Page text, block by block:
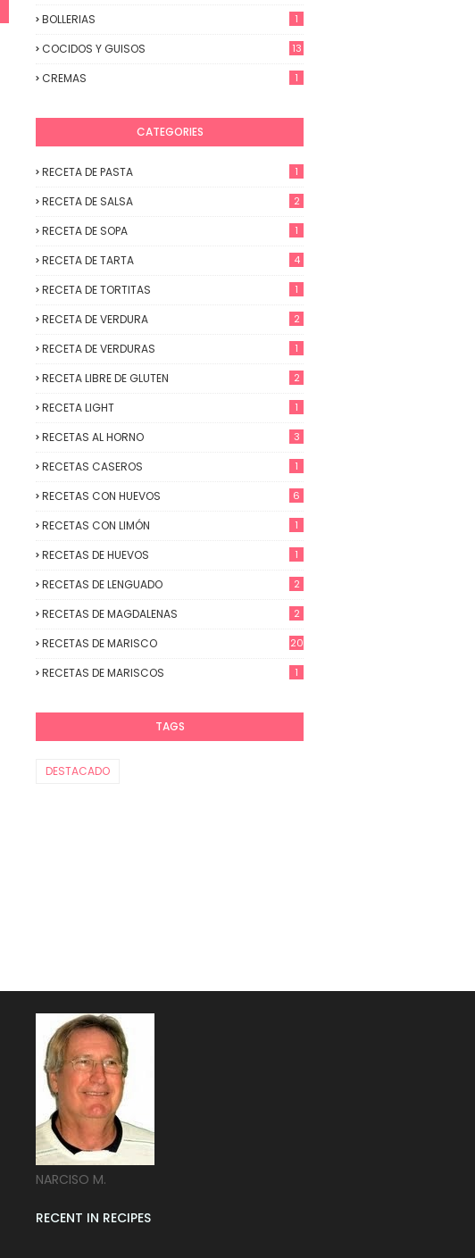
BOLLERIAS 1
COCIDOS Y GUISOS 13
CREMAS 1
CATEGORIES
RECETA DE PASTA 1
RECETA DE SALSA 2
RECETA DE SOPA 1
RECETA DE TARTA 4
RECETA DE TORTITAS 1
RECETA DE VERDURA 2
RECETA DE VERDURAS 1
RECETA LIBRE DE GLUTEN 2
RECETA LIGHT 1
RECETAS AL HORNO 3
RECETAS CASEROS 1
RECETAS CON HUEVOS 6
RECETAS CON LIMÓN 1
RECETAS DE HUEVOS 1
RECETAS DE LENGUADO 2
RECETAS DE MAGDALENAS 2
RECETAS DE MARISCO 20
RECETAS DE MARISCOS 1
TAGS
DESTACADO
NARCISO M.
RECENT IN RECIPES